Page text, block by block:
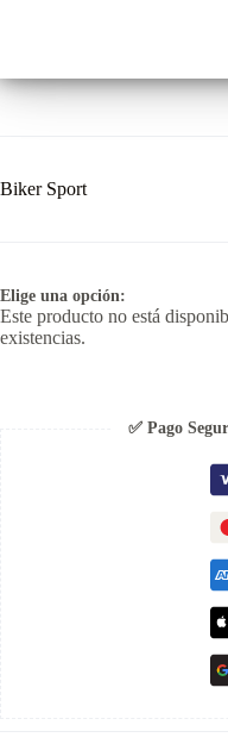
Biker Sport
Elige una opción:
Este producto no está
existencias.
✅ Pago